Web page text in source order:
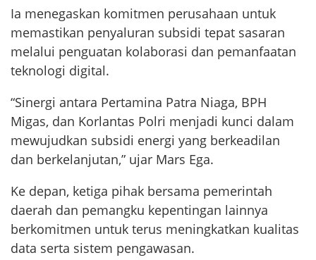
Ia menegaskan komitmen perusahaan untuk
memastikan penyaluran subsidi tepat sasaran
melalui penguatan kolaborasi dan pemanfaatan
teknologi digital.
“Sinergi antara Pertamina Patra Niaga, BPH
Migas, dan Korlantas Polri menjadi kunci dalam
mewujudkan subsidi energi yang berkeadilan
dan berkelanjutan,” ujar Mars Ega.
Ke depan, ketiga pihak bersama pemerintah
daerah dan pemangku kepentingan lainnya
berkomitmen untuk terus meningkatkan kualitas
data serta sistem pengawasan.